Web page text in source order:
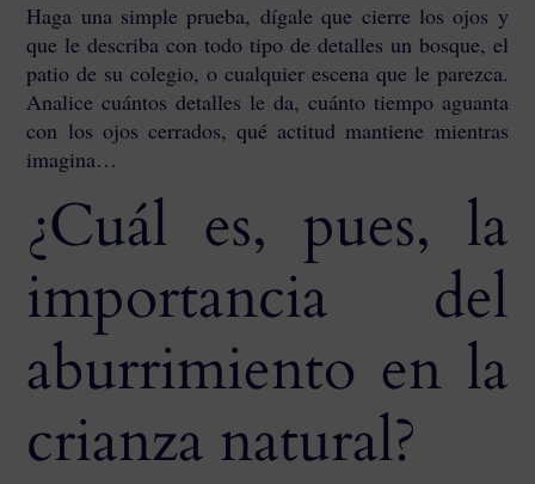
Haga una simple prueba, dígale que cierre los ojos y
que le describa con todo tipo de detalles un bosque, el
patio de su colegio, o cualquier escena que le parezca.
Analice cuántos detalles le da, cuánto tiempo aguanta
con los ojos cerrados, qué actitud mantiene mientras
imagina…
¿Cuál es, pues, la
importancia del
aburrimiento en la
crianza natural?